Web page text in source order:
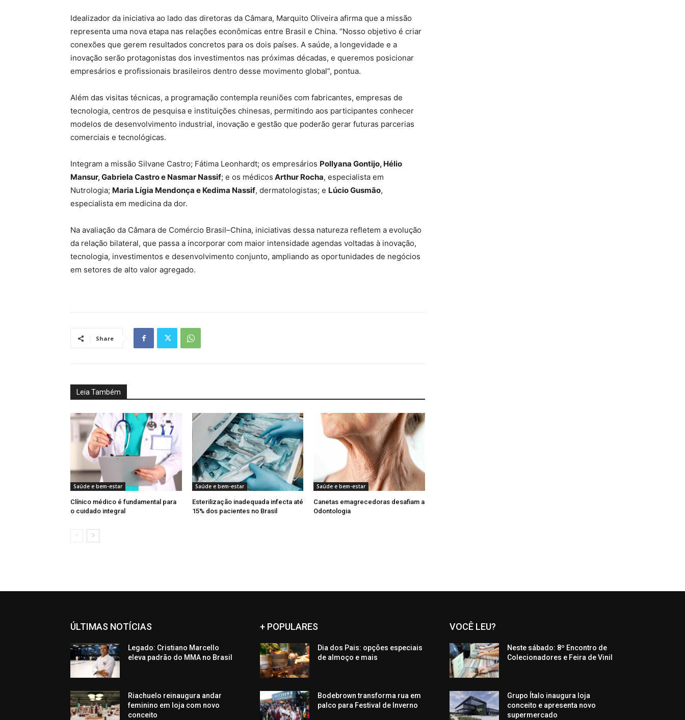
Idealizador da iniciativa ao lado das diretoras da Câmara, Marquito Oliveira afirma que a missão
representa uma nova etapa nas relações econômicas entre Brasil e China. “Nosso objetivo é criar
conexões que gerem resultados concretos para os dois países. A saúde, a longevidade e a
inovação serão protagonistas dos investimentos nas próximas décadas, e queremos posicionar
empresários e profissionais brasileiros dentro desse movimento global”, pontua.
Além das visitas técnicas, a programação contempla reuniões com fabricantes, empresas de
tecnologia, centros de pesquisa e instituições chinesas, permitindo aos participantes conhecer
modelos de desenvolvimento industrial, inovação e gestão que poderão gerar futuras parcerias
comerciais e tecnológicas.
Integram a missão Silvane Castro; Fátima Leonhardt; os empresários Pollyana Gontijo, Hélio
Mansur, Gabriela Castro e Nasmar Nassif; e os médicos Arthur Rocha, especialista em
Nutrologia; Maria Lígia Mendonça e Kedima Nassif, dermatologistas; e Lúcio Gusmão,
especialista em medicina da dor.
Na avaliação da Câmara de Comércio Brasil–China, iniciativas dessa natureza refletem a evolução
da relação bilateral, que passa a incorporar com maior intensidade agendas voltadas à inovação,
tecnologia, investimentos e desenvolvimento conjunto, ampliando as oportunidades de negócios
em setores de alto valor agregado.
Share
Leia Também
Saúde e bem-estar
Clínico médico é fundamental para
o cuidado integral
Saúde e bem-estar
Esterilização inadequada infecta até
15% dos pacientes no Brasil
Saúde e bem-estar
Canetas emagrecedoras desafiam a
Odontologia
ÚLTIMAS NOTÍCIAS
Legado: Cristiano Marcello
eleva padrão do MMA no Brasil
Riachuelo reinaugura andar
feminino em loja com novo
conceito
+ POPULARES
Dia dos Pais: opções especiais
de almoço e mais
Bodebrown transforma rua em
palco para Festival de Inverno
VOCÊ LEU?
Neste sábado: 8º Encontro de
Colecionadores e Feira de Vinil
Grupo Ítalo inaugura loja
conceito e apresenta novo
supermercado